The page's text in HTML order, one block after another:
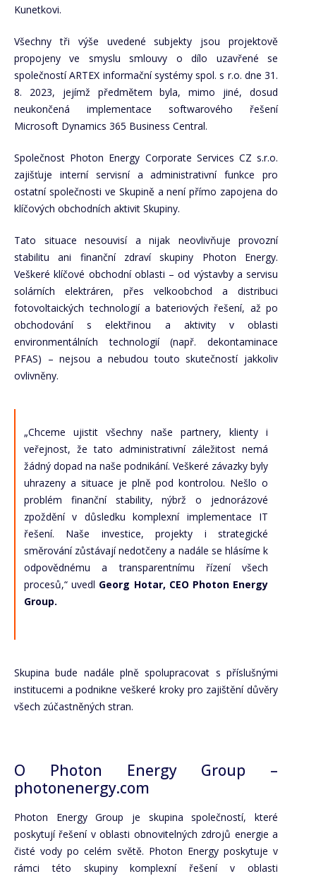
Kunetkovi.
Všechny tři výše uvedené subjekty jsou projektově
propojeny ve smyslu smlouvy o dílo uzavřené se
společností ARTEX informační systémy spol. s r.o. dne 31.
8. 2023, jejímž předmětem byla, mimo jiné, dosud
neukončená implementace softwarového řešení
Microsoft Dynamics 365 Business Central.
Společnost Photon Energy Corporate Services CZ s.r.o.
zajišťuje interní servisní a administrativní funkce pro
ostatní společnosti ve Skupině a není přímo zapojena do
klíčových obchodních aktivit Skupiny.
Tato situace nesouvisí a nijak neovlivňuje provozní
stabilitu ani finanční zdraví skupiny Photon Energy.
Veškeré klíčové obchodní oblasti – od výstavby a servisu
solárních elektráren, přes velkoobchod a distribuci
fotovoltaických technologií a bateriových řešení, až po
obchodování s elektřinou a aktivity v oblasti
environmentálních technologií (např. dekontaminace
PFAS) – nejsou a nebudou touto skutečností jakkoliv
ovlivněny.
„Chceme ujistit všechny naše partnery, klienty i
veřejnost, že tato administrativní záležitost nemá
žádný dopad na naše podnikání. Veškeré závazky byly
uhrazeny a situace je plně pod kontrolou. Nešlo o
problém finanční stability, nýbrž o jednorázové
zpoždění v důsledku komplexní implementace IT
řešení. Naše investice, projekty i strategické
směrování zůstávají nedotčeny a nadále se hlásíme k
odpovědnému a transparentnímu řízení všech
procesů,“ uvedl Georg Hotar, CEO Photon Energy
Group.
Skupina bude nadále plně spolupracovat s příslušnými
institucemi a podnikne veškeré kroky pro zajištění důvěry
všech zúčastněných stran.
O Photon Energy Group –
photonenergy.com
Photon Energy Group je skupina společností, které
poskytují řešení v oblasti obnovitelných zdrojů energie a
čisté vody po celém světě. Photon Energy poskytuje v
rámci této skupiny komplexní řešení v oblasti